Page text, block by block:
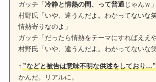
ガッチ「冷静と情熱の間、って普通 じゃんｗ」
村野氏「いや、違うんだよ。わかってないな
情熱寄りなのよ」
ガッチ「だったら情熱をテーマにすればええや
村野氏「いや、違うんだよ。わかってないな笑
↑”などと被告は意味不明な供述をしており…”
かんだ。リアルに。